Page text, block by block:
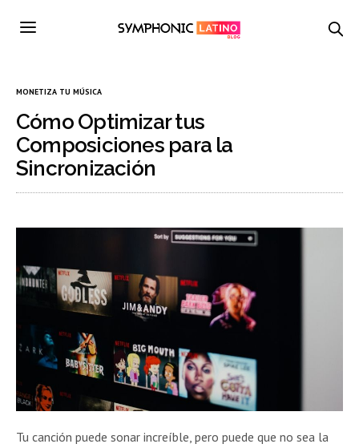
MONETIZA TU MÚSICA
Cómo Optimizar tus
Composiciones para la
Sincronización
Tu canción puede sonar increíble, pero puede que no sea la